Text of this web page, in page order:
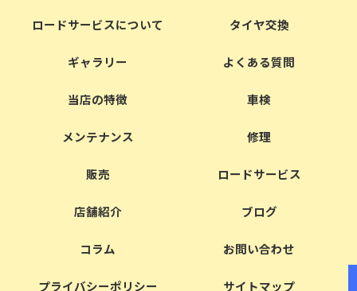
ロードサービスについて タイヤ交換
ギャラリー よくある質問
当店の特徴 車検
メンテナンス 修理
販売 ロードサービス
店舗紹介 ブログ
コラム お問い合わせ
プライバシーポリシー サイトマップ